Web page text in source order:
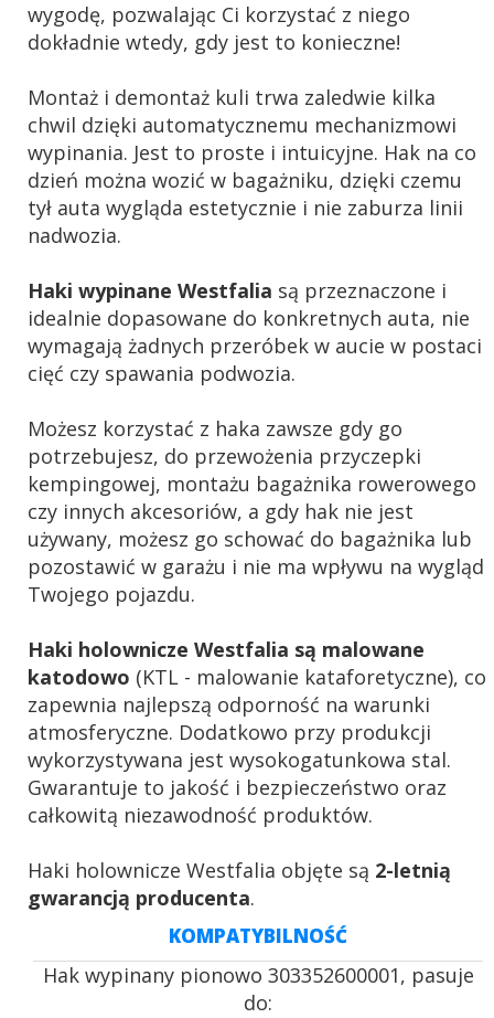
wygodę, pozwalając Ci korzystać z niego
dokładnie wtedy, gdy jest to konieczne!
Montaż i demontaż kuli trwa zaledwie kilka
chwil dzięki automatycznemu mechanizmowi
wypinania. Jest to proste i intuicyjne. Hak na co
dzień można wozić w bagażniku, dzięki czemu
tył auta wygląda estetycznie i nie zaburza linii
nadwozia.
Haki wypinane Westfalia są przeznaczone i
idealnie dopasowane do konkretnych auta, nie
wymagają żadnych przeróbek w aucie w postaci
cięć czy spawania podwozia.
Możesz korzystać z haka zawsze gdy go
potrzebujesz, do przewożenia przyczepki
kempingowej, montażu bagażnika rowerowego
czy innych akcesoriów, a gdy hak nie jest
używany, możesz go schować do bagażnika lub
pozostawić w garażu i nie ma wpływu na wygląd
Twojego pojazdu.
Haki holownicze Westfalia są malowane
katodowo (KTL - malowanie kataforetyczne), co
zapewnia najlepszą odporność na warunki
atmosferyczne. Dodatkowo przy produkcji
wykorzystywana jest wysokogatunkowa stal.
Gwarantuje to jakość i bezpieczeństwo oraz
całkowitą niezawodność produktów.
Haki holownicze Westfalia objęte są 2-letnią
gwarancją producenta.
KOMPATYBILNOŚĆ
Hak wypinany pionowo 303352600001, pasuje
do: